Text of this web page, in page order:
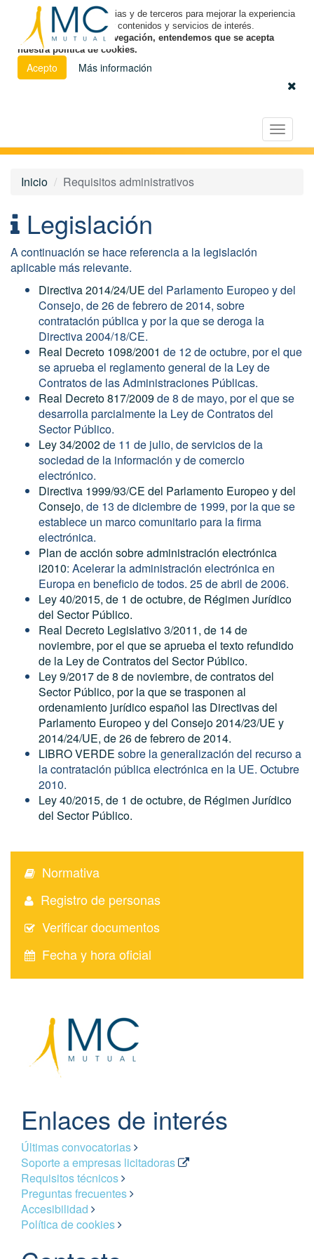
Utilizamos cookies propias y de terceros para mejorar la experiencia
de navegación y ofrecer contenidos y servicios de interés.
Al continuar con la navegación, entendemos que se acepta
nuestra política de cookies.
Acepto Más información
Toggle
Licitación Electrónica
Inicio Requisitos administrativos
Legislación
A continuación se hace referencia a la legislación
aplicable más relevante.
Directiva 2014/24/UE del Parlamento Europeo y del
Consejo, de 26 de febrero de 2014, sobre
contratación pública y por la que se deroga la
Directiva 2004/18/CE.
Real Decreto 1098/2001 de 12 de octubre, por el que
se aprueba el reglamento general de la Ley de
Contratos de las Administraciones Públicas.
Real Decreto 817/2009de 8 de mayo, por el que se
desarrolla parcialmente la Ley de Contratos del
Sector Público.
Ley 34/2002de 11 de julio, de servicios de la
sociedad de la información y de comercio
electrónico.
Directiva 1999/93/CE del Parlamento Europeo y del
Consejo, de 13 de diciembre de 1999, por la que se
establece un marco comunitario para la firma
electrónica.
Plan de acción sobre administración electrónica
i2010: Acelerar la administración electrónica en
Europa en beneficio de todos. 25 de abril de 2006.
Ley 40/2015, de 1 de octubre, de Régimen Jurídico
del Sector Público.
Real Decreto Legislativo 3/2011, de 14 de
noviembre, por el que se aprueba el texto refundido
de la Ley de Contratos del Sector Público.
Ley 9/2017 de 8 de noviembre, de contratos del
Sector Público, por la que se trasponen al
ordenamiento jurídico español las Directivas del
Parlamento Europeo y del Consejo 2014/23/UE y
2014/24/UE, de 26 de febrero de 2014.
LIBRO VERDE sobre la generalización del recurso a
la contratación pública electrónica en la UE. Octubre
2010.
Ley 40/2015, de 1 de octubre, de Régimen Jurídico
del Sector Público.
Normativa
Registro de personas
Verificar documentos
Fecha y hora oficial
Enlaces de interés
Últimas convocatorias
Soporte a empresas licitadoras
Requisitos técnicos
Preguntas frecuentes
Accesibilidad
Política de cookies